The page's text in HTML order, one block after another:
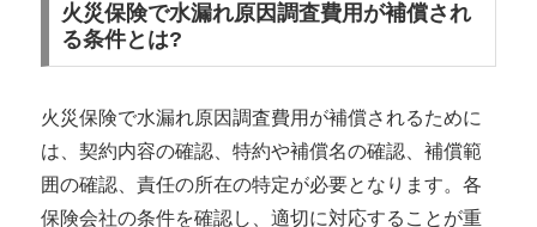
火災保険で水漏れ原因調査費用が補償され
る条件とは?
火災保険で水漏れ原因調査費用が補償されるために
は、契約内容の確認、特約や補償名の確認、補償範
囲の確認、責任の所在の特定が必要となります。各
保険会社の条件を確認し、適切に対応することが重